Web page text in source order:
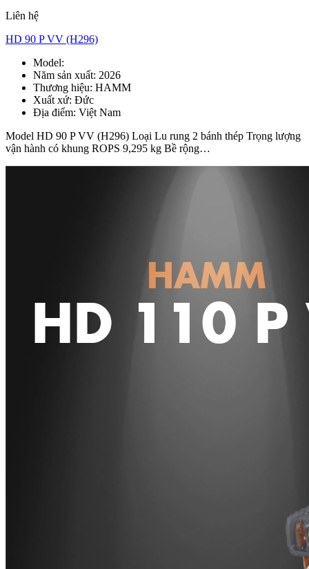
Liên hệ
HD 90 P VV (H296)
Model:
Năm sản xuất: 2026
Thương hiệu: HAMM
Xuất xứ: Đức
Địa điểm: Việt Nam
Model HD 90 P VV (H296) Loại Lu rung 2 bánh thép Trọng lượng
vận hành có khung ROPS 9,295 kg Bề rộng…